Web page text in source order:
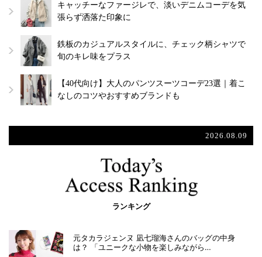
キャッチーなファージレで、淡いデニムコーデを気
張らず洒落た印象に
鉄板のカジュアルスタイルに、チェック柄シャツで
旬のキレ味をプラス
【40代向け】大人のパンツスーツコーデ23選｜着こ
なしのコツやおすすめブランドも
2026.08.09
ランキング
元タカラジェンヌ 凪七瑠海さんのバッグの中身
は？ 「ユニークな小物を楽しみながら…